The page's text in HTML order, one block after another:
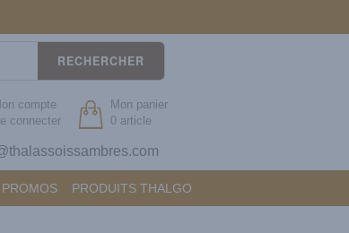
PROMOS PRODUITS THALGO
RECHERCHER
compte
connecter
Mon panier
0 article